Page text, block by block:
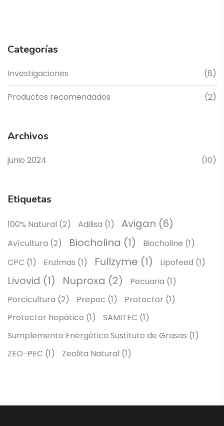
Categorías
Investigaciones (8)
Productos recomendados (2)
Archivos
junio 2024 (10)
Etiquetas
100% Natural (2) Adilisa (1) Avigan (6)
Avícultura (2) Biocholina (1) Biocholine (1)
CPC (1) Enzimas (1) Fullzyme (1) Lipofeed (1)
Livovid (1) Nuproxa (2) Pecuaria (1)
Porcicultura (2) Prepec (1) Protector (1)
Protector hepático (1) SAMITEC (1)
Sumplemento Energético Sustituto de Grasas (1)
ZEO-PEC (1) Zeolita Natural (1)